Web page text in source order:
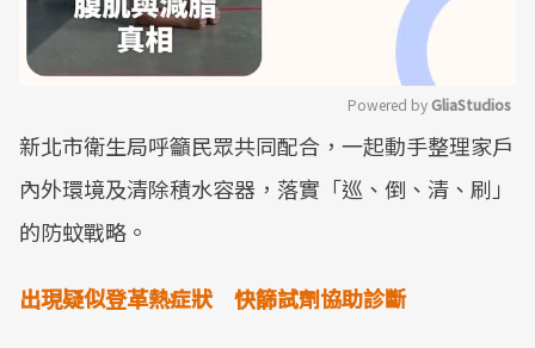
Mute
Powered by GliaStudios
新北市衛生局呼籲民眾共同配合，一起動手整理家戶
內外環境及清除積水容器，落實「巡、倒、清、刷」
的防蚊戰略。
出現疑似登革熱症狀 快篩試劑協助診斷